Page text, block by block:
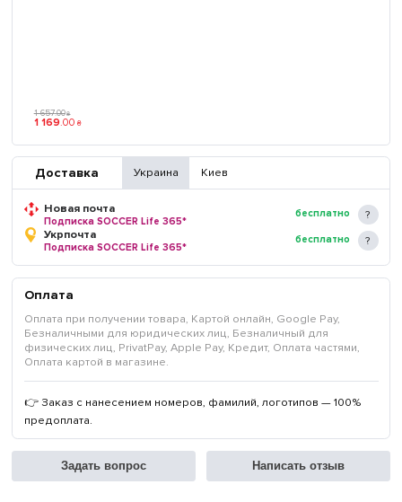
1 657.00 ₴
1 169.00 ₴
Доставка Украина Киев
Новая почта
Подписка SOCCER Life 365*
бесплатно
Укрпочта
Подписка SOCCER Life 365*
бесплатно
Оплата
Оплата при получении товара, Картой онлайн, Google Pay,
Безналичными для юридических лиц, Безналичный для
физических лиц, PrivatPay, Apple Pay, Кредит, Оплата частями,
Оплата картой в магазине.
👉 Заказ с нанесением номеров, фамилий, логотипов — 100%
предоплата.
Задать вопрос Написать отзыв